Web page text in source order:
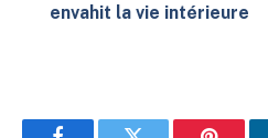
envahit la vie intérieure